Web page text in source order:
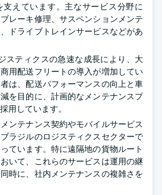
えています。主なサービス分野に
レーキ修理、サスペンションメンテ
ドライブトレインサービスなどがあ
スティクスの急速な成長により、大
用配送フリートの導入が増加してい
は、配送パフォーマンスの向上と車
を目的に、計画的なメンテナンスプ
用しています。
ンテナンス契約やモバイルサービス
ラジルのロジスティクスセクターで
ています。特に遠隔地の貨物ルート
いて、これらのサービスは運用の継
時に、社内メンテナンスの複雑さを